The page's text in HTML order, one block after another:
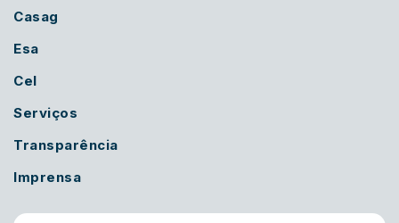
Casag
Esa
Cel
Serviços
Transparência
Imprensa